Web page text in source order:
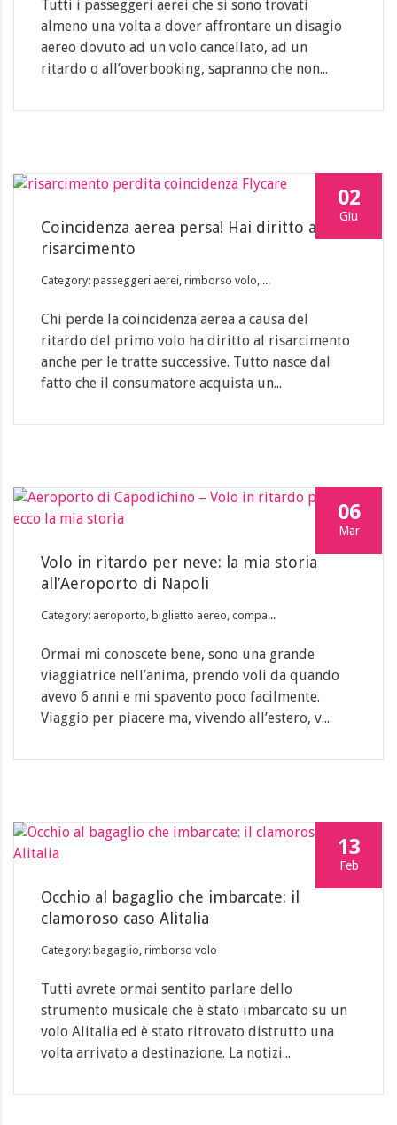
Tutti i passeggeri aerei che si sono trovati
almeno una volta a dover affrontare un disagio
aereo dovuto ad un volo cancellato, ad un
ritardo o all’overbooking, sapranno che non...
02
Giu
Coincidenza aerea persa! Hai diritto al
risarcimento
Category: passeggeri aerei, rimborso volo, ...
Chi perde la coincidenza aerea a causa del
ritardo del primo volo ha diritto al risarcimento
anche per le tratte successive. Tutto nasce dal
fatto che il consumatore acquista un...
06
Mar
Volo in ritardo per neve: la mia storia
all’Aeroporto di Napoli
Category: aeroporto, biglietto aereo, compa...
Ormai mi conoscete bene, sono una grande
viaggiatrice nell’anima, prendo voli da quando
avevo 6 anni e mi spavento poco facilmente.
Viaggio per piacere ma, vivendo all’estero, v...
13
Feb
Occhio al bagaglio che imbarcate: il
clamoroso caso Alitalia
Category: bagaglio, rimborso volo
Tutti avrete ormai sentito parlare dello
strumento musicale che è stato imbarcato su un
volo Alitalia ed è stato ritrovato distrutto una
volta arrivato a destinazione. La notizi...